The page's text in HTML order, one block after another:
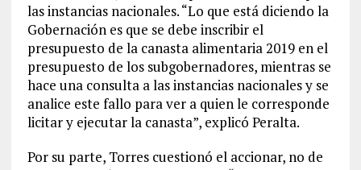
las instancias nacionales. “Lo que está diciendo la
Gobernación es que se debe inscribir el
presupuesto de la canasta alimentaria 2019 en el
presupuesto de los subgobernadores, mientras se
hace una consulta a las instancias nacionales y se
analice este fallo para ver a quien le corresponde
licitar y ejecutar la canasta”, explicó Peralta.
Por su parte, Torres cuestionó el accionar, no de